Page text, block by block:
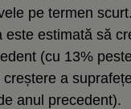
pe termen
este estimată să
(cu 13%
a
anul precedent).